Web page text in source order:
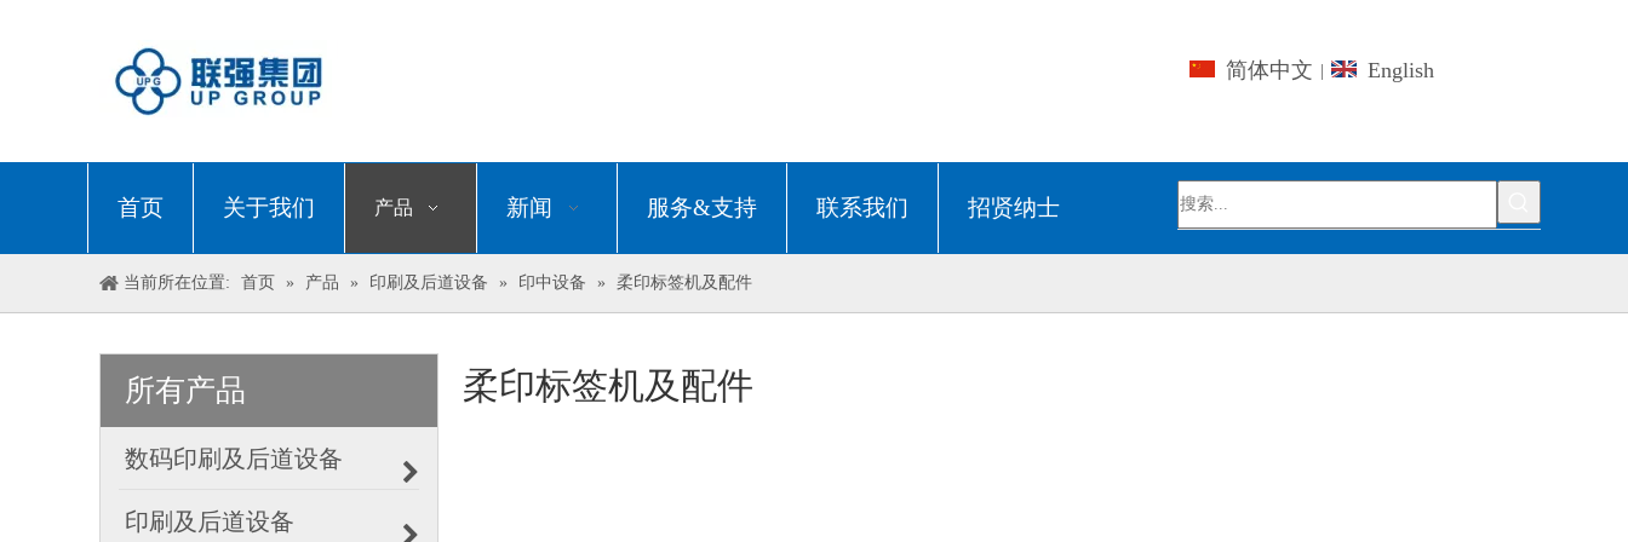
简体中文 | English
首页 关于我们 产品 新闻 服务&支持 联系我们 招贤纳士
当前所在位置: 首页 » 产品 » 印刷及后道设备 » 印中设备 » 柔印标签机及配件
所有产品
数码印刷及后道设备
印刷及后道设备
柔印标签机及配件